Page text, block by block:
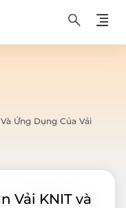
Ứng Dụng Của Vải
Vải KNIT và